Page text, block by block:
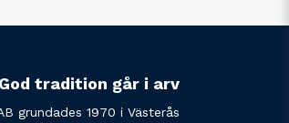
God tradition går i arv
grundades 1970 i Västerås